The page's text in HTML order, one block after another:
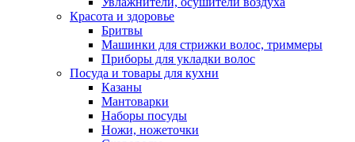
Красота и здоровье
Бритвы
Машинки для стрижки волос, триммеры
Приборы для укладки волос
Посуда и товары для кухни
Казаны
Мантоварки
Наборы посуды
Ножи, ножеточки